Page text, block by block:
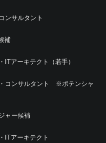
ンサルタント
補
ITアーキテクト（若手）
コンサルタント ※ポテンシャ
ャー候補
ITアーキテクト